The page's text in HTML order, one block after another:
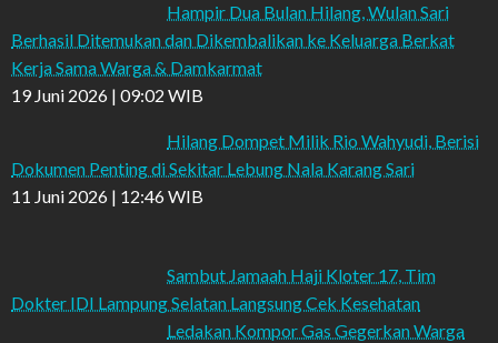
Hampir Dua Bulan Hilang, Wulan Sari
Berhasil Ditemukan dan Dikembalikan ke Keluarga Berkat
Kerja Sama Warga & Damkarmat
19 Juni 2026 | 09:02 WIB
Hilang Dompet Milik Rio Wahyudi, Berisi
Dokumen Penting di Sekitar Lebung Nala Karang Sari
11 Juni 2026 | 12:46 WIB
Sambut Jamaah Haji Kloter 17, Tim
Dokter IDI Lampung Selatan Langsung Cek Kesehatan
Ledakan Kompor Gas Gegerkan Warga